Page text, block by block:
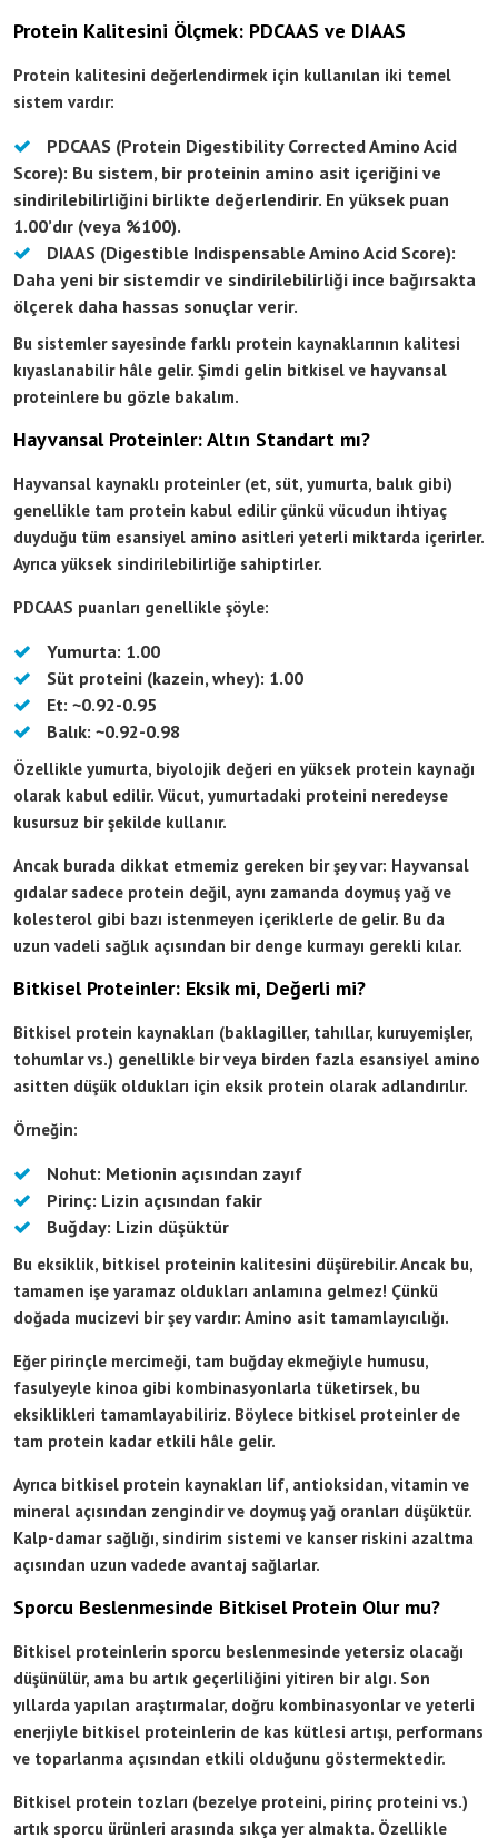
Protein Kalitesini Ölçmek: PDCAAS ve DIAAS
Protein kalitesini değerlendirmek için kullanılan iki temel
sistem vardır:
PDCAAS (Protein Digestibility Corrected Amino Acid
Score): Bu sistem, bir proteinin amino asit içeriğini ve
sindirilebilirliğini birlikte değerlendirir. En yüksek puan
1.00’dır (veya %100).
DIAAS (Digestible Indispensable Amino Acid Score):
Daha yeni bir sistemdir ve sindirilebilirliği ince bağırsakta
ölçerek daha hassas sonuçlar verir.
Bu sistemler sayesinde farklı protein kaynaklarının kalitesi
kıyaslanabilir hâle gelir. Şimdi gelin bitkisel ve hayvansal
proteinlere bu gözle bakalım.
Hayvansal Proteinler: Altın Standart mı?
Hayvansal kaynaklı proteinler (et, süt, yumurta, balık gibi)
genellikle tam protein kabul edilir çünkü vücudun ihtiyaç
duyduğu tüm esansiyel amino asitleri yeterli miktarda içerirler.
Ayrıca yüksek sindirilebilirliğe sahiptirler.
PDCAAS puanları genellikle şöyle:
Yumurta: 1.00
Süt proteini (kazein, whey): 1.00
Et: ~0.92-0.95
Balık: ~0.92-0.98
Özellikle yumurta, biyolojik değeri en yüksek protein kaynağı
olarak kabul edilir. Vücut, yumurtadaki proteini neredeyse
kusursuz bir şekilde kullanır.
Ancak burada dikkat etmemiz gereken bir şey var: Hayvansal
gıdalar sadece protein değil, aynı zamanda doymuş yağ ve
kolesterol gibi bazı istenmeyen içeriklerle de gelir. Bu da
uzun vadeli sağlık açısından bir denge kurmayı gerekli kılar.
Bitkisel Proteinler: Eksik mi, Değerli mi?
Bitkisel protein kaynakları (baklagiller, tahıllar, kuruyemişler,
tohumlar vs.) genellikle bir veya birden fazla esansiyel amino
asitten düşük oldukları için eksik protein olarak adlandırılır.
Örneğin:
Nohut: Metionin açısından zayıf
Pirinç: Lizin açısından fakir
Buğday: Lizin düşüktür
Bu eksiklik, bitkisel proteinin kalitesini düşürebilir. Ancak bu,
tamamen işe yaramaz oldukları anlamına gelmez! Çünkü
doğada mucizevi bir şey vardır: Amino asit tamamlayıcılığı.
Eğer pirinçle mercimeği, tam buğday ekmeğiyle humusu,
fasulyeyle kinoa gibi kombinasyonlarla tüketirsek, bu
eksiklikleri tamamlayabiliriz. Böylece bitkisel proteinler de
tam protein kadar etkili hâle gelir.
Ayrıca bitkisel protein kaynakları lif, antioksidan, vitamin ve
mineral açısından zengindir ve doymuş yağ oranları düşüktür.
Kalp-damar sağlığı, sindirim sistemi ve kanser riskini azaltma
açısından uzun vadede avantaj sağlarlar.
Sporcu Beslenmesinde Bitkisel Protein Olur mu?
Bitkisel proteinlerin sporcu beslenmesinde yetersiz olacağı
düşünülür, ama bu artık geçerliliğini yitiren bir algı. Son
yıllarda yapılan araştırmalar, doğru kombinasyonlar ve yeterli
enerjiyle bitkisel proteinlerin de kas kütlesi artışı, performans
ve toparlanma açısından etkili olduğunu göstermektedir.
Bitkisel protein tozları (bezelye proteini, pirinç proteini vs.)
artık sporcu ürünleri arasında sıkça yer almakta. Özellikle